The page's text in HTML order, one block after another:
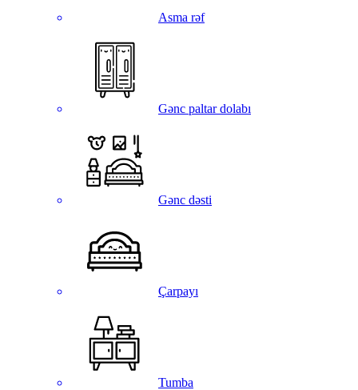
Asma rəf
Gənc paltar dolabı
Gənc dəsti
Çarpayı
Tumba